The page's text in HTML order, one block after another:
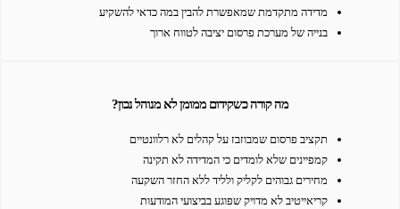
מדידה מתקדמת שמאפשרת להבין במה כדאי להשקיע
בנייה של מערכת פרסום יציבה לטווח ארוך
מה קורה כשקידום ממומן לא מנוהל נכון?
תקציב פרסום שמבוזבז על קהלים לא רלוונטיים
קמפיינים שלא לומדים כי המדידה לא תקינה
מחירים גבוהים לקליק ולליד ללא החזר השקעה
קריאייטיב לא מדויק שפוגע בביצועי המודעות